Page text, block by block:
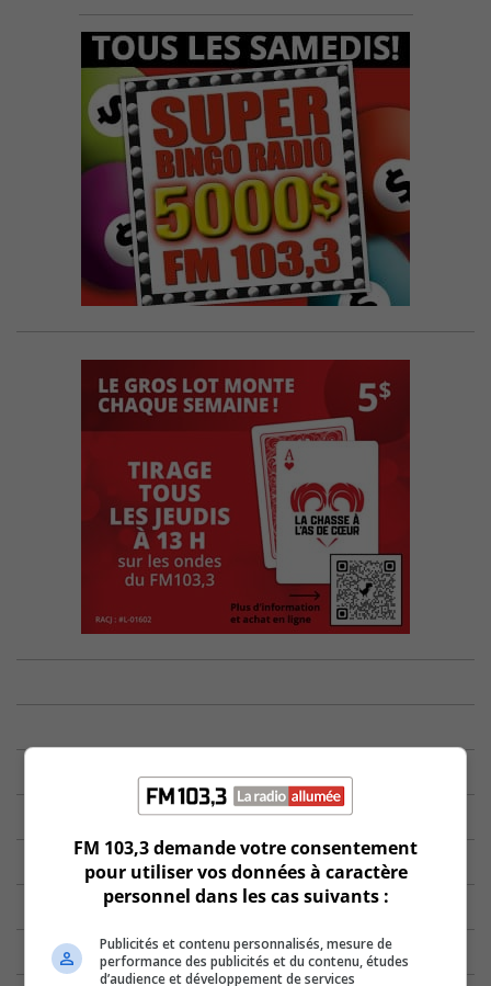
FM 103,3 demande votre consentement
pour utiliser vos données à caractère
personnel dans les cas suivants :
Publicités et contenu personnalisés, mesure de
performance des publicités et du contenu, études
d’audience et développement de services